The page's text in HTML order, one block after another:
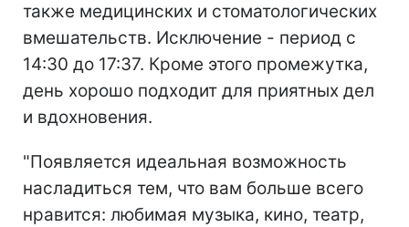
также медицинских и стоматологических
вмешательств. Исключение - период с
14:30 до 17:37. Кроме этого промежутка,
день хорошо подходит для приятных дел
и вдохновения.
"Появляется идеальная возможность
насладиться тем, что вам больше всего
нравится: любимая музыка, кино, театр,